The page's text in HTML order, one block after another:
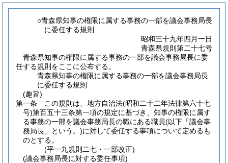
○青森県知事の権限に属する事務の一部を議会事務局長
に委任する規則
昭和三十九年四月一日
青森県規則第二十七号
青森県知事の権限に属する事務の一部を議会事務局長に委
任する規則をここに公布する。
青森県知事の権限に属する事務の一部を議会事務局長
に委任する規則
(趣旨)
第一条
この規則は、地方自治法(昭和二十二年法律第六十七
号)第百五十三条第一項の規定に基づき、知事の権限に属す
る事務の一部を議会事務局長の職にある職員(以下「議会事
務局長」という。)に対して委任する事項について定めるも
のとする。
(平一九規則二七・一部改正)
(議会事務局長に対する委任事項)